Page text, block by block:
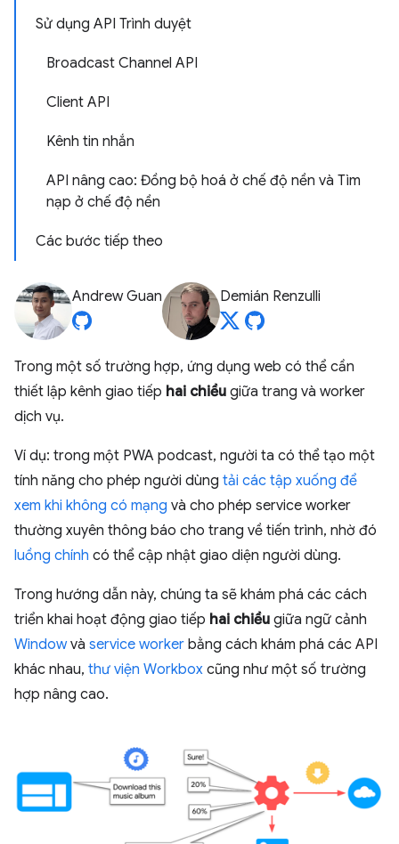
Sử dụng API Trình duyệt
Broadcast Channel API
Client API
Kênh tin nhắn
API nâng cao: Đồng bộ hoá ở chế độ nền và Tìm
nạp ở chế độ nền
Các bước tiếp theo
Andrew Guan Demián Renzulli
Trong một số trường hợp, ứng dụng web có thể cần
thiết lập kênh giao tiếp hai chiều giữa trang và worker
dịch vụ.
Ví dụ: trong một PWA podcast, người ta có thể tạo một
tính năng cho phép người dùng tải các tập xuống để
xem khi không có mạng và cho phép service worker
thường xuyên thông báo cho trang về tiến trình, nhờ đó
luồng chính có thể cập nhật giao diện người dùng.
Trong hướng dẫn này, chúng ta sẽ khám phá các cách
triển khai hoạt động giao tiếp hai chiều giữa ngữ cảnh
Windowvà service worker bằng cách khám phá các API
khác nhau, thư viện Workbox cũng như một số trường
hợp nâng cao.